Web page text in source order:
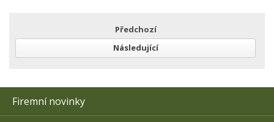
Předchozí
Následující
Firemní novinky